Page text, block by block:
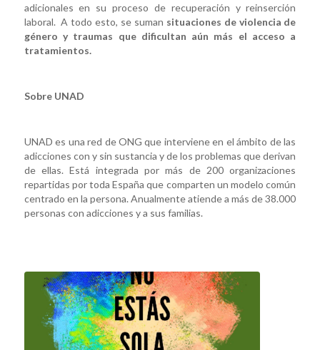
adicionales en su proceso de recuperación y reinserción
laboral. A todo esto, se suman situaciones de violencia de
género y traumas que dificultan aún más el acceso a
tratamientos.
Sobre UNAD
UNAD es una red de ONG que interviene en el ámbito de las
adicciones con y sin sustancia y de los problemas que derivan
de ellas. Está integrada por más de 200 organizaciones
repartidas por toda España que comparten un modelo común
centrado en la persona. Anualmente atiende a más de 38.000
personas con adicciones y a sus familias.